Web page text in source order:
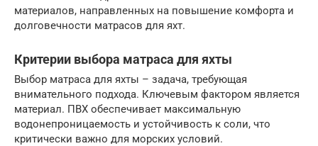
материалов, направленных на повышение комфорта и
долговечности матрасов для яхт.
Критерии выбора матраса для яхты
Выбор матраса для яхты – задача, требующая
внимательного подхода. Ключевым фактором является
материал. ПВХ обеспечивает максимальную
водонепроницаемость и устойчивость к соли, что
критически важно для морских условий.